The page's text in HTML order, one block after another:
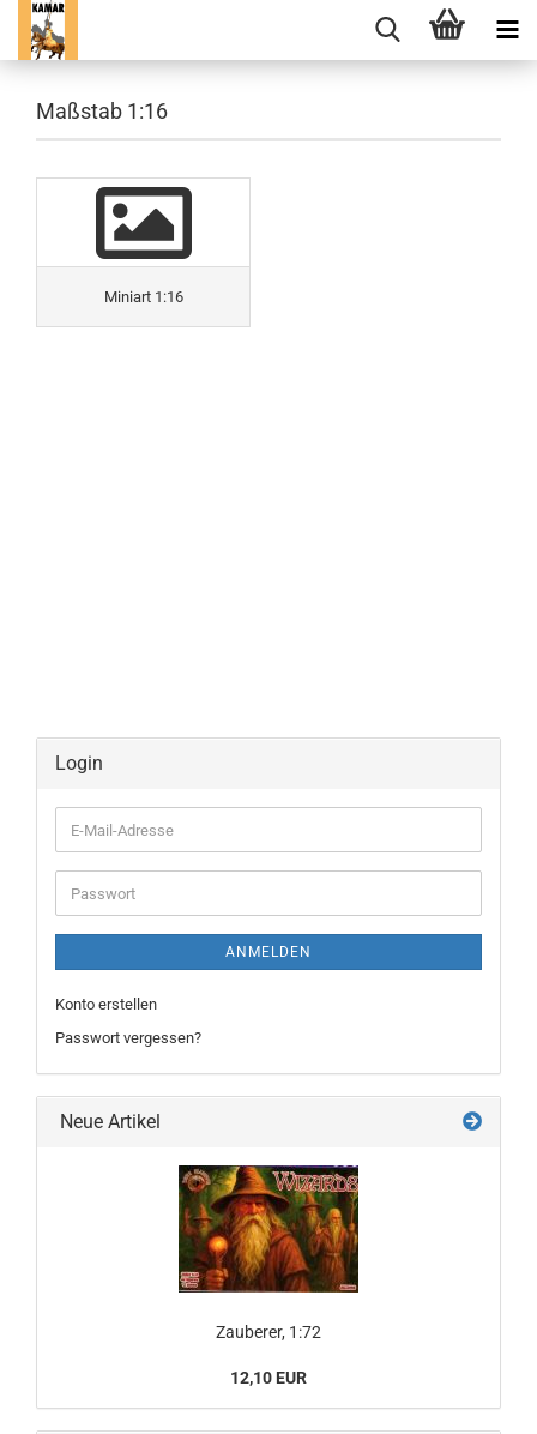
Maßstab 1:16
Miniart 1:16
Login
E-
Mail-
Adresse
Passwort
ANMELDEN
Konto erstellen
Passwort vergessen?
Neue Artikel
Zauberer, 1:72
12,10 EUR